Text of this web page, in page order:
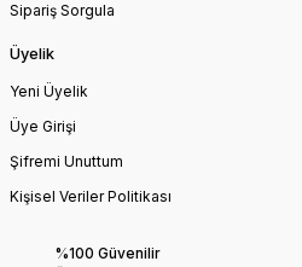
Sipariş Sorgula
Üyelik
Yeni Üyelik
Üye Girişi
Şifremi Unuttum
Kişisel Veriler Politikası
%100 Güvenilir